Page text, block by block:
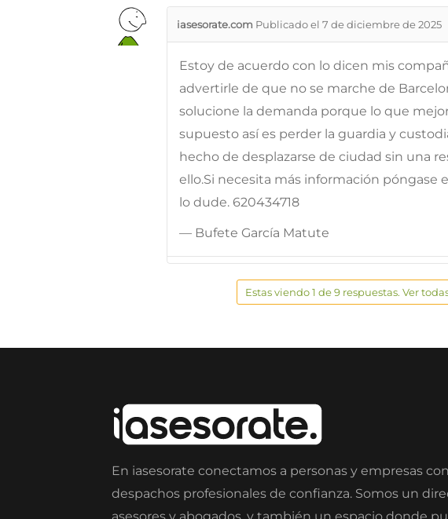
iasesorate.com Publicado el 7 de diciembre de 2025
Estoy de acuerdo con lo dicen mis
advertirle de que no se marche de
solucione la demanda porque lo que
supuesto así es perder la guardia y
hecho de desplazarse de ciudad sin una
ello.Si necesita más información póngase
lo dude. 620434718
— Bufete García Matute
Estas viendo 1 de 9 respuestas. Ver
En iasesorate conectamos a personas y empresas con
despachos profesionales de confianza. Somos un